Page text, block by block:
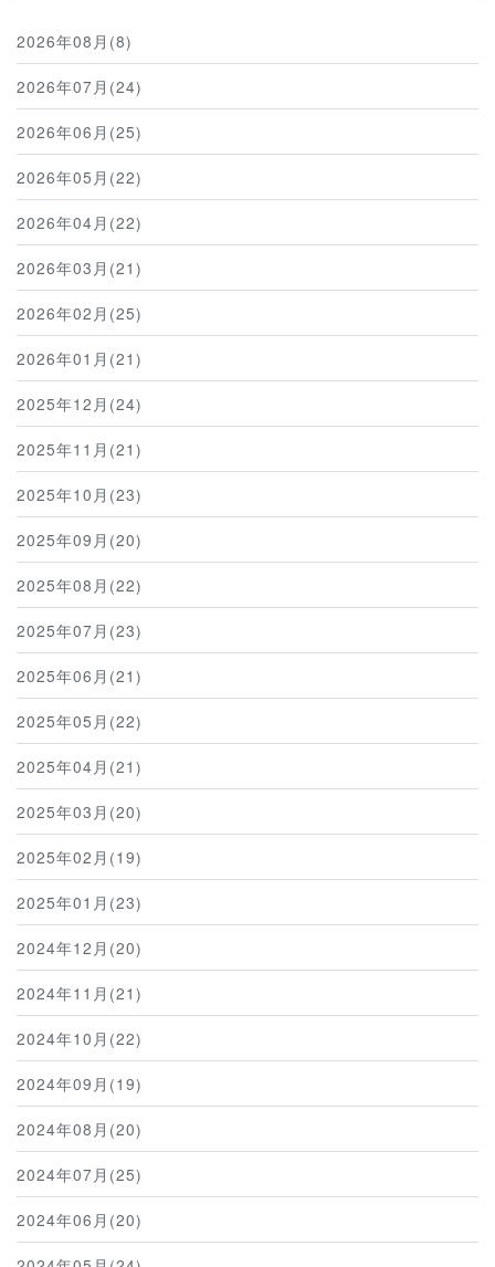
2026年08月(8)
2026年07月(24)
2026年06月(25)
2026年05月(22)
2026年04月(22)
2026年03月(21)
2026年02月(25)
2026年01月(21)
2025年12月(24)
2025年11月(21)
2025年10月(23)
2025年09月(20)
2025年08月(22)
2025年07月(23)
2025年06月(21)
2025年05月(22)
2025年04月(21)
2025年03月(20)
2025年02月(19)
2025年01月(23)
2024年12月(20)
2024年11月(21)
2024年10月(22)
2024年09月(19)
2024年08月(20)
2024年07月(25)
2024年06月(20)